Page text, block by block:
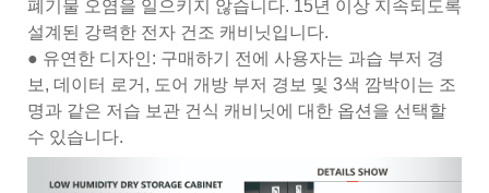
폐기물 오염을 일으키지 않습니다. 15년 이상 지속되도록
설계된 강력한 전자 건조 캐비닛입니다.
● 유연한 디자인: 구매하기 전에 사용자는 과습 부저 경
보, 데이터 로거, 도어 개방 부저 경보 및 3색 깜박이는 조
명과 같은 저습 보관 건식 캐비닛에 대한 옵션을 선택할
수 있습니다.